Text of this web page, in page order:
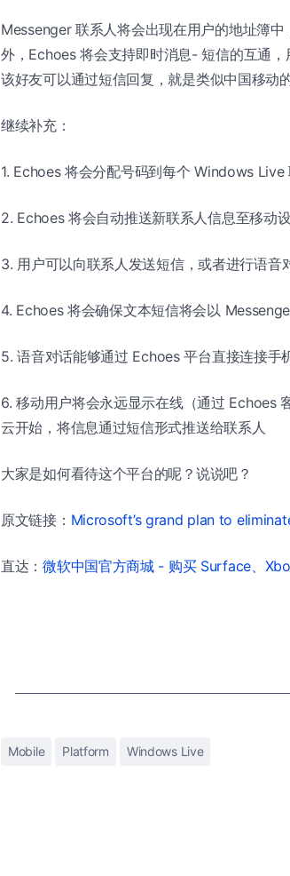
Messenger 联系人将会出现在用户的地址簿
外，Echoes 将会支持即时消息- 短信的互通
该好友可以通过短信回复，就是类似中国移动
继续补充：
1. Echoes 将会分配号码到每个 Windows Live
2. Echoes 将会自动推送新联系人信息至移动设
3. 用户可以向联系人发送短信，或者进行语音
4. Echoes 将会确保文本短信将会以
5. 语音对话能够通过 Echoes 平台直接连接
6. 移动用户将会永远显示在线（通过 Echoes
云开始，将信息通过短信形式推送给联系人
大家是如何看待这个平台的呢？说说吧？
原文链接： Microsoft’s grand plan to
直达：微软中国官方商城 - 购买 Surface、
Mobile Platform Windows Live